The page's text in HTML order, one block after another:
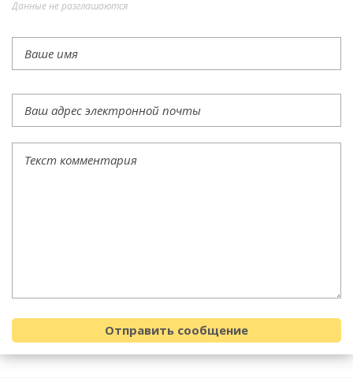
Данные не разглашаются